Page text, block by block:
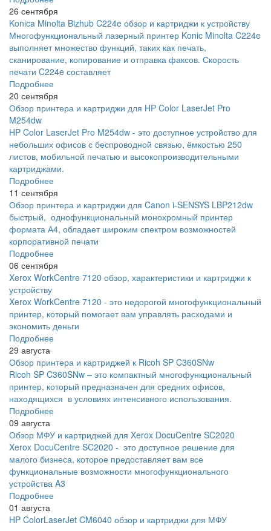
26 сентября
Konica Minolta Bizhub C224e обзор и картриджи к устройству
Многофункциональный лазерный принтер Konic Minolta C224e
выполняет множество функций, таких как печать,
сканирование, копирование и отправка факсов. Скорость
печати C224e составляет
Подробнее
20 сентября
Обзор принтера и картриджи для HP Color LaserJet Pro
M254dw
HP Color LaserJet Pro M254dw - это доступное устройство для
небольших офисов с беспроводной связью, ёмкостью 250
листов, мобильной печатью и высокопроизводительными
картриджами.
Подробнее
11 сентября
Обзор принтера и картриджи для Canon i-SENSYS LBP212dw
быстрый, однофункциональный монохромный принтер
формата А4, обладает широким спектром возможностей
корпоративной печати
Подробнее
06 сентября
Xerox WorkCentre 7120 обзор, характеристики и картриджи к
устройству
Xerox WorkCentre 7120 - это недорогой многофункциональный
принтер, который помогает вам управлять расходами и
экономить деньги
Подробнее
29 августа
Обзор принтера и картриджей к Ricoh SP C360SNw
Ricoh SP C360SNw – это компактный многофункциональный
принтер, который предназначен для средних офисов,
находящихся в условиях интенсивного использования.
Подробнее
09 августа
Обзор МФУ и картриджей для Xerox DocuCentre SC2020
Xerox DocuCentre SC2020 - это доступное решение для
малого бизнеса, которое предоставляет вам все
функциональные возможности многофункционального
устройства A3
Подробнее
01 августа
HP ColorLaserJet CM6040 обзор и картриджи для МФУ